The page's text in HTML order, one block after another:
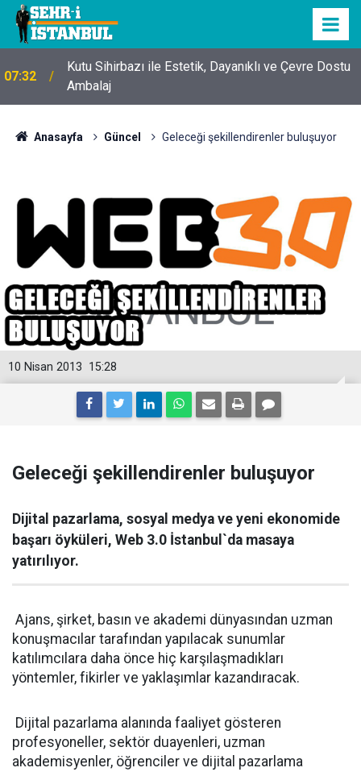
07:32
Kutu Sihirbazı ile Estetik, Dayanıklı ve Çevre Dostu
Ambalaj
Anasayfa Güncel Geleceği şekillendirenler buluşuyor
15:28
10 Nisan 2013
Geleceği şekillendirenler buluşuyor
Dijital pazarlama, sosyal medya ve yeni ekonomide
başarı öyküleri, Web 3.0 İstanbul`da masaya
yatırılıyor.
Ajans, şirket, basın ve akademi dünyasından uzman
konuşmacılar tarafından yapılacak sunumlar
katılımcılara daha önce hiç karşılaşmadıkları
yöntemler, fikirler ve yaklaşımlar kazandıracak.
Dijital pazarlama alanında faaliyet gösteren
profesyoneller, sektör duayenleri, uzman
akademisyenler, öğrenciler ve dijital pazarlama